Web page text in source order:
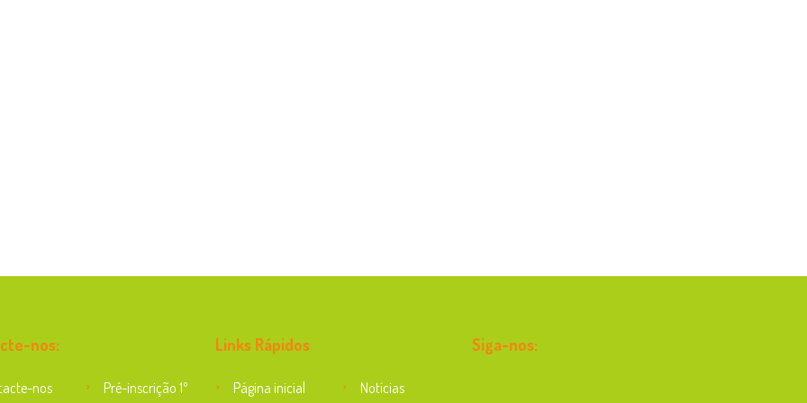
nos:
nos Pré-inscrição 1º
Links Rápidos
Página inicial Notícias
Siga-nos: